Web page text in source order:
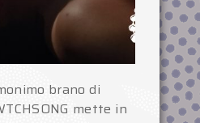
brano di
mette in